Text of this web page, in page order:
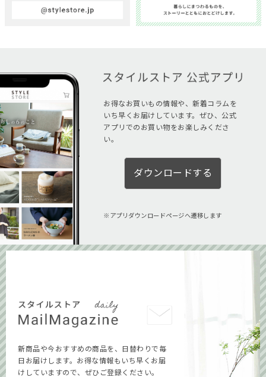
お得なお買いもの情報や、新着コラムを
いち早くお届けしています。ぜひ、公式
アプリでのお買い物をお楽しみくださ
い。
ダウンロードする
アプリダウンロードページへ遷移します
新商品や今おすすめの商品を、日替わりで毎
日お届けします。お得な情報もいち早くお届
けしていますので、ぜひご登録ください。